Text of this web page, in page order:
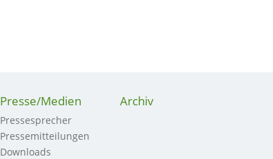
Presse/Medien
Pressesprecher
Pressemitteilungen
Downloads
Archiv